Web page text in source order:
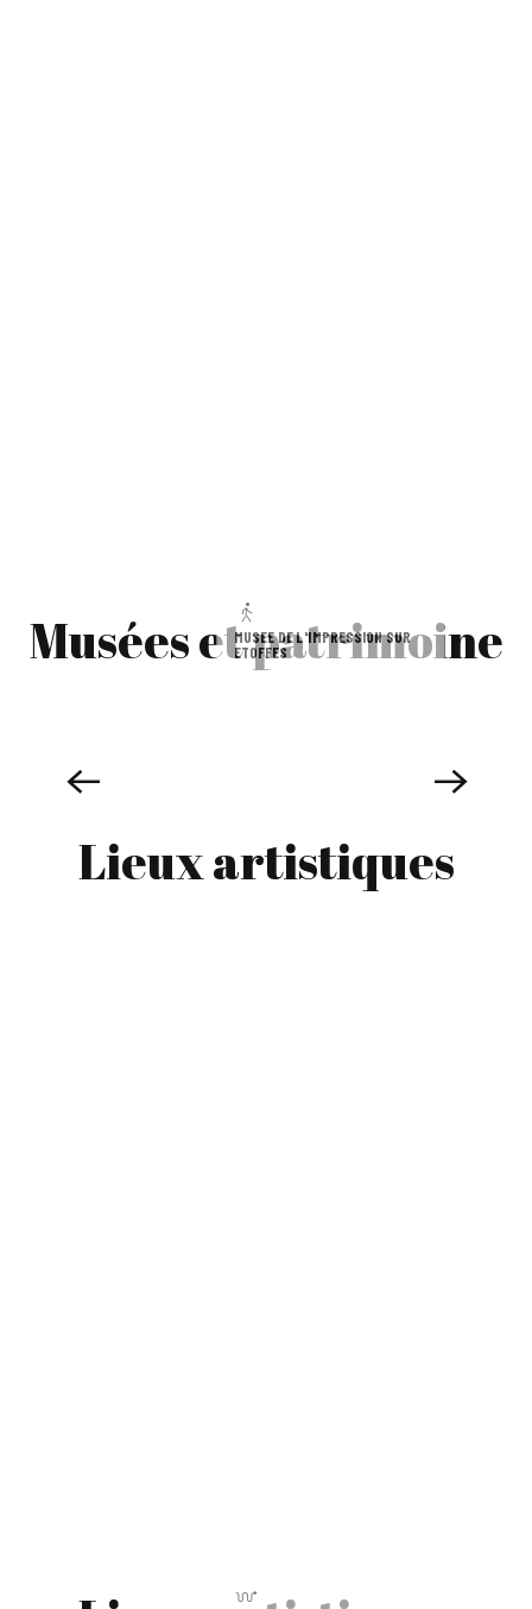
Musées et patrimoine
MUSÉE DE L'IMPRESSION SUR
ETOFFES
Lieux artistiques